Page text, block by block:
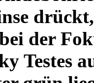
der
Testes